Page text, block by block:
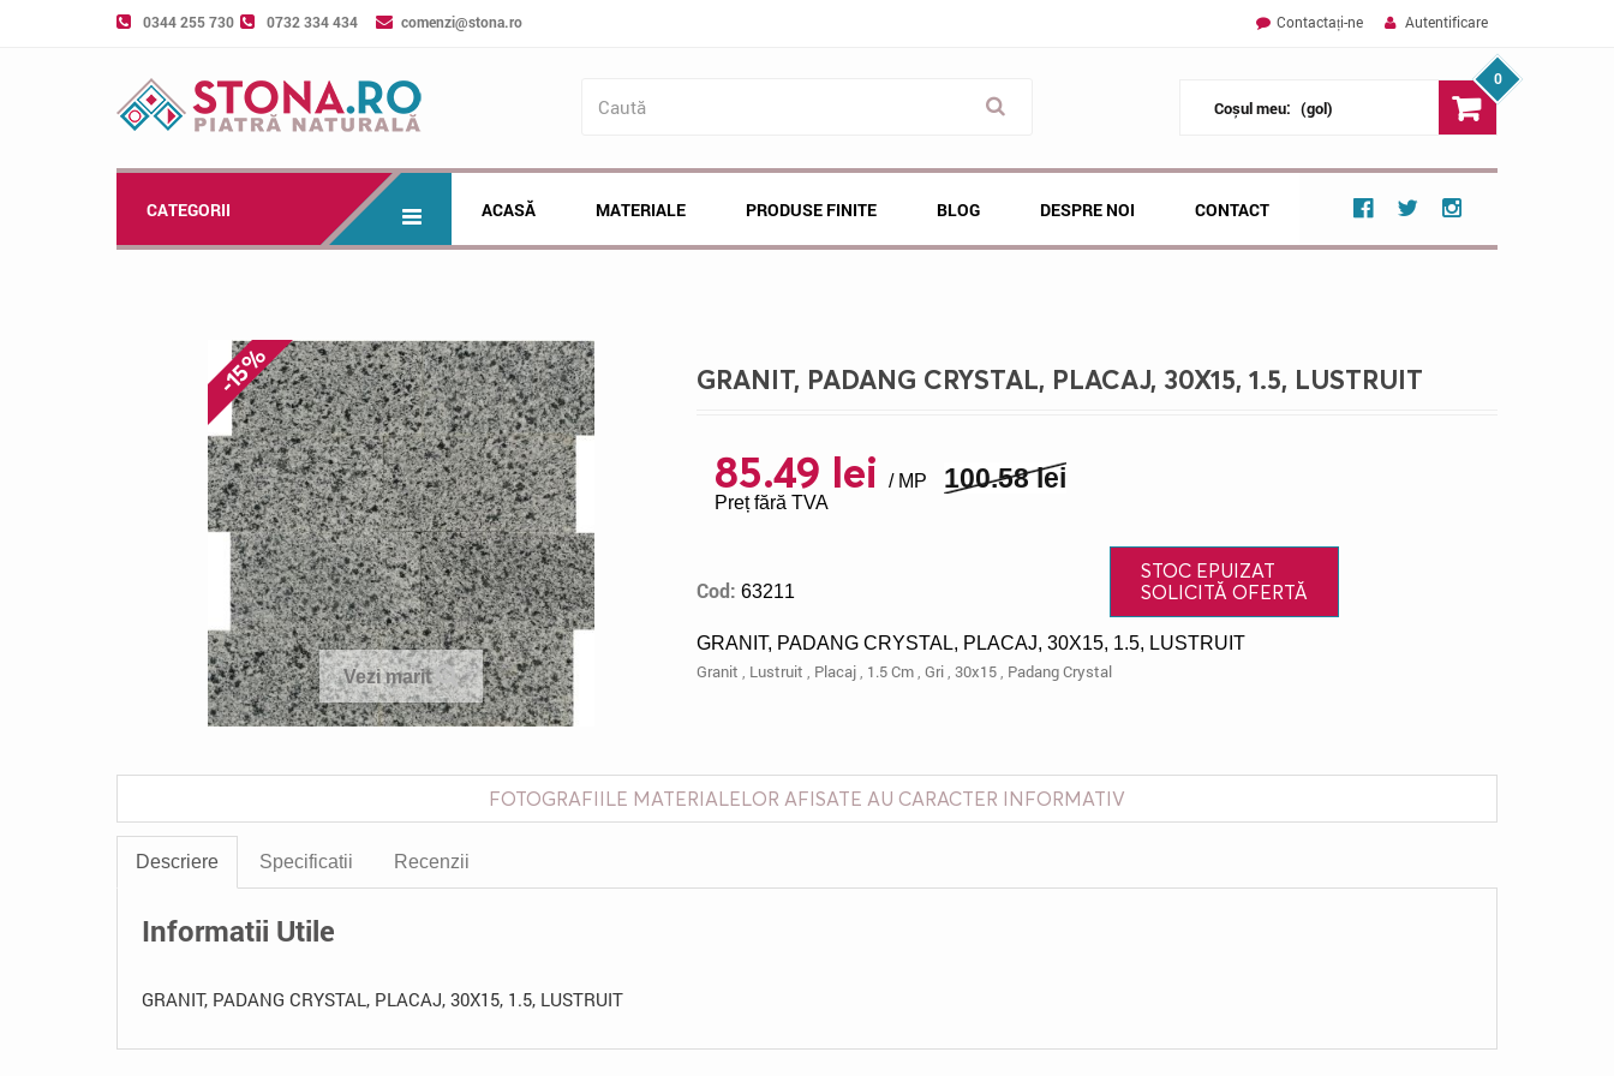
Autentificare
Contactați-ne
0344 255 730 0732 334 434 comenzi@stona.ro
Coșul meu:
0
(gol)
CATEGORII ACASĂ MATERIALE PRODUSE FINITE BLOG DESPRE NOI CONTACT
-15%
Vezi marit
GRANIT, PADANG CRYSTAL, PLACAJ, 30X15, 1.5, LUSTRUIT
85.49 lei / MP 100.58 lei
Preț fără TVA
Cod: 63211
STOC EPUIZAT
SOLICITĂ OFERTĂ
GRANIT, PADANG CRYSTAL, PLACAJ, 30X15, 1.5, LUSTRUIT
Granit Lustruit Placaj 1.5 Cm ,Gri ,30x15 Padang Crystal
FOTOGRAFIILE MATERIALELOR AFISATE AU CARACTER INFORMATIV
Descriere Specificatii Recenzii
Informatii Utile
GRANIT, PADANG CRYSTAL, PLACAJ, 30X15, 1.5, LUSTRUIT